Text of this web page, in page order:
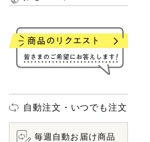
自動注文・いつでも注文
毎週自動お届け商品